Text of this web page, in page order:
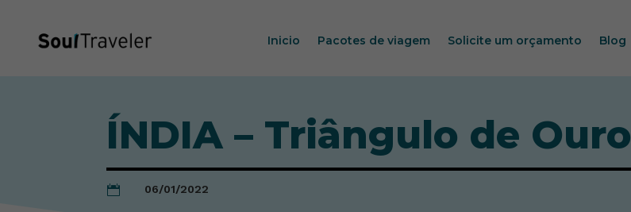
Inicio Pacotes de viagem Solicite um orçamento Blog
ÍNDIA – Triângulo de Ouro
 06/01/2022